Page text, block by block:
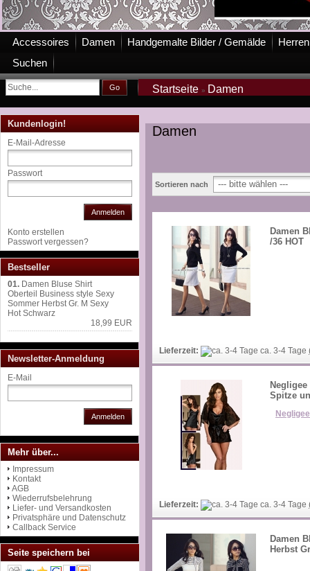
Accessoires Damen Handgemalte Bilder / Gemälde
Herren
Suchen
Go Startseite » Damen
Damen
Sortieren nach
Damen
/36 HOT
Lieferzeit: ca. 3-4 Tage
Spitze
Lieferzeit: ca. 3-4 Tage
Damen
Herbst
Kundenlogin!
E-Mail-Adresse
Passwort
Anmelden
Konto erstellen
Passwort vergessen?
Bestseller
01. Damen Bluse Shirt
Oberteil Business style Sexy
Sommer Herbst Gr. M Sexy
Hot Schwarz
18,99 EUR
Newsletter-Anmeldung
E-Mail
Anmelden
Mehr über...
Impressum
Kontakt
AGB
Wiederrufsbelehrung
Liefer- und Versandkosten
Privatsphäre und Datenschutz
Callback Service
Seite speichern bei